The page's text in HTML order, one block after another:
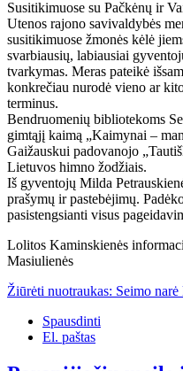
Susitikimuose su Pačkėnų ir
Utenos rajono savivaldybės
susitikimuose žmonės kėlė
svarbiausių, labiausiai
tvarkymas. Meras pateikė
konkrečiau nurodė vieno ar
terminus.
Bendruomenių bibliotekoms
gimtąjį kaimą „Kaimynai –
Gaižauskui padovanojo
Lietuvos himno žodžiais.
Iš gyventojų Milda
prašymų ir pastebėjimų.
pasistengsianti visus
Lolitos Kaminskienės
Masiulienės
Žiūrėti nuotraukas: Seimo
Spausdinti
El. paštas